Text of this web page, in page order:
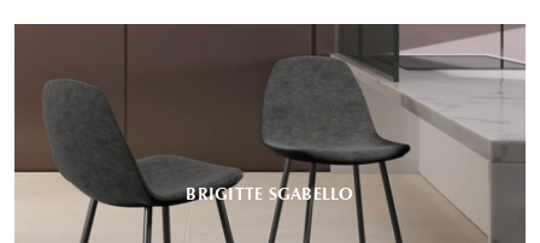
BRIGITTE SGABELLO